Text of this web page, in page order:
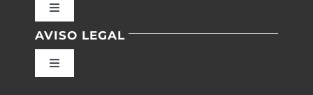
Toggle
Inicio
AVISO LEGAL
Toggle